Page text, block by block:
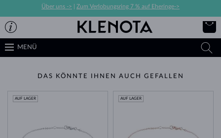
Über uns -> Zum Verlobungsring 7 % auf Eheringe->
MENÜ
DAS KÖNNTE IHNEN AUCH GEFALLEN
AUF LAGER AUF LAGER